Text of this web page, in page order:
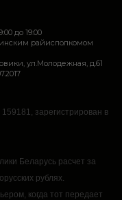
до 19:00
райисполкомом
ул.Молодежная, д.61
зарегистрирован в
Беларусь расчет за
рублях.
когда тот передает